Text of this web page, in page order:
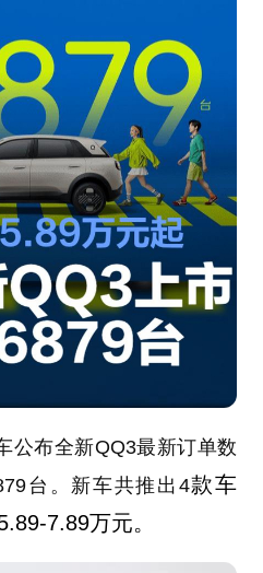
公布全新QQ3最新订单数
台。新车共推出4款车
7.89万元。